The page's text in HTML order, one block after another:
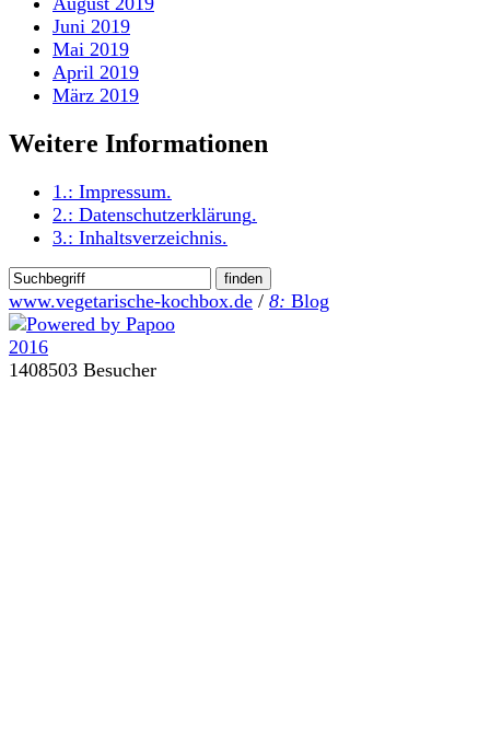
Juni 2019
Mai 2019
April 2019
März 2019
Weitere Informationen
1.: Impressum.
2.: Datenschutzerklärung.
3.: Inhaltsverzeichnis.
www.vegetarische-kochbox.de / 8: Blog
1408503 Besucher